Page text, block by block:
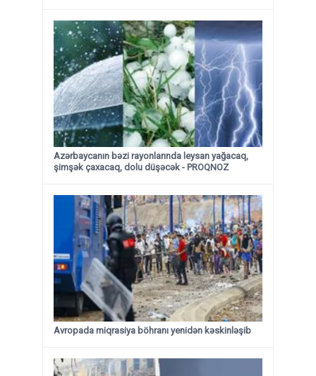
Azərbaycanın bəzi rayonlarında leysan yağacaq,
şimşək çaxacaq, dolu düşəcək - PROQNOZ
Avropada miqrasiya böhranı yenidən kəskinləşib